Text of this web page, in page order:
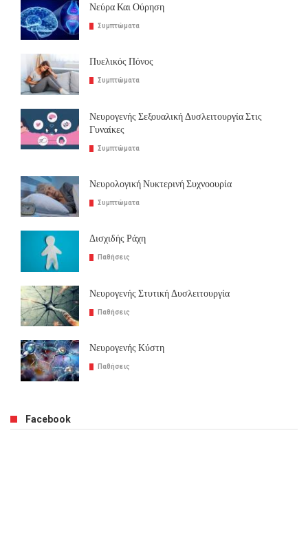
Νεύρα Και Ούρηση
Συμπτώματα
Πυελικός Πόνος
Συμπτώματα
Νευρογενής Σεξουαλική Δυσλειτουργία Στις
Γυναίκες
Συμπτώματα
Νευρολογική Νυκτερινή Συχνοουρία
Συμπτώματα
Δισχιδής Ράχη
Παθήσεις
Νευρογενής Στυτική Δυσλειτουργία
Παθήσεις
Νευρογενής Κύστη
Παθήσεις
Facebook